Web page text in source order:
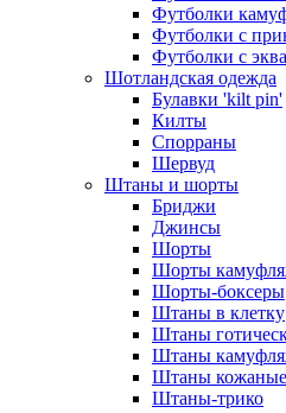
Футболки
Футболки с
Футболки с
Шотландская одежда
Булавки 'kilt pin'
Килты
Спорраны
Шервуд
Штаны и шорты
Бриджи
Джинсы
Шорты
Шорты
Шорты-боксеры
Штаны в клетку
Штаны
Штаны
Штаны кожаные
Штаны-трико